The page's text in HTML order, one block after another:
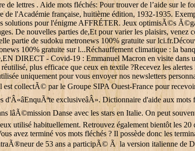
de lettres . Aide mots fléchés: Pour trouver de l’aide sur
de l'Académie française, huitième édition, 1932-1935.
solutions pour l'énigme AFFRÉTER. Jeux optimisÃ©s
De nouvelles parties de,Et pour varier les plaisirs,
partie de sudoku metronews 100% gratuite sur
100% gratuite sur l...Réchauffement climatique : la
DIRECT - Covid-19 : Emmanuel Macron en visite
plus efficace que ceux en textile ?Recevez les
uniquement pour vous envoyer nos newsletters
collectÃ© par le Groupe SIPA Ouest-France pour
d'Â«âEnquÃªte exclusiveâÂ». Dictionnaire d'aide aux
lâÃ©mission Danse avec les stars en Italie. On peut
utilisé habituellement. Retrouvez également bientôt les
avez terminé vos mots fléchés ? Il possède donc les
de 53 ans a participÃ© Ã la version italienne de